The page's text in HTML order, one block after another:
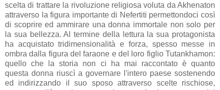
scelta di trattare la rivoluzione religiosa voluta da Akhenaton
attraverso la figura importante di Nefertiti permettondoci così
di scoprire ed ammirare una donna immortale non solo per
la sua bellezza. Al termine della lettura la sua protagonista
ha acquistato tridimensionalità e forza, spesso messe in
ombra dalla figura del faraone e del loro figlio Tutankhamon:
quello che la storia non ci ha mai raccontato è quanto
questa donna riuscì a governare l'intero paese sostenendo
ed indirizzando il suo sposo attraverso scelte rischiose,